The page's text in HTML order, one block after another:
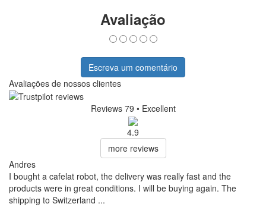
Avaliação
Escreva um comentário
Avaliações de nossos clientes
Reviews 79 • Excellent
4.9
more reviews
Andres
I bought a cafelat robot, the delivery was really fast and the
products were in great conditions. I will be buying again. The
shipping to Switzerland ...